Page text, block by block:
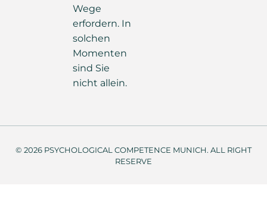
Wege
erfordern. In
solchen
Momenten
sind Sie
nicht allein.
© 2026 PSYCHOLOGICAL COMPETENCE MUNICH. ALL RIGHT
RESERVE